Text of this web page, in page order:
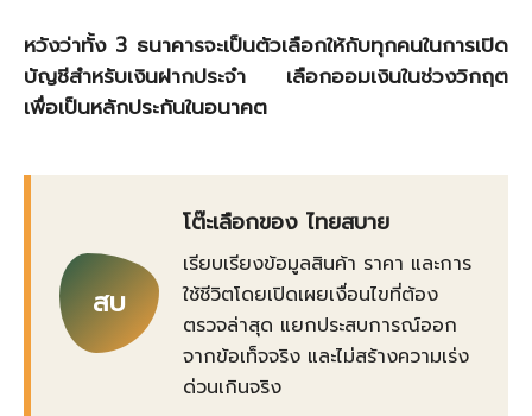
หวังว่าทั้ง 3 ธนาคารจะเป็นตัวเลือกให้กับทุกคนในการเปิด
บัญชีสำหรับเงินฝากประจำ เลือกออมเงินในช่วงวิกฤต
เพื่อเป็นหลักประกันในอนาคต
สบ
โต๊ะเลือกของ ไทยสบาย
เรียบเรียงข้อมูลสินค้า ราคา และการ
ใช้ชีวิตโดยเปิดเผยเงื่อนไขที่ต้อง
ตรวจล่าสุด แยกประสบการณ์ออก
จากข้อเท็จจริง และไม่สร้างความเร่ง
ด่วนเกินจริง